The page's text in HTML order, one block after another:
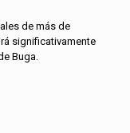
de más de
significativamente
Buga.